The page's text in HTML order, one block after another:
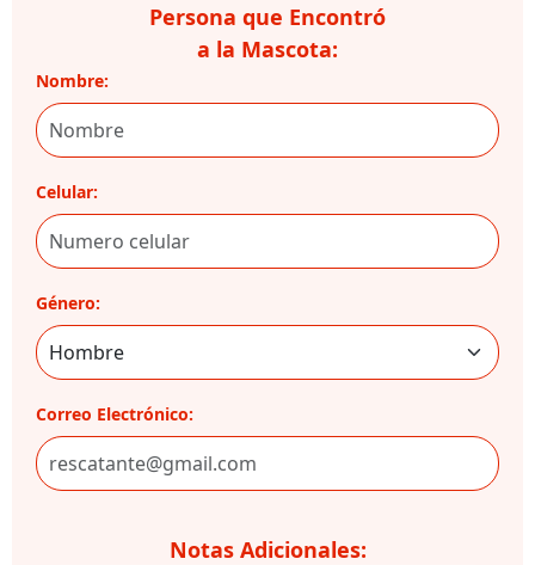
Persona que Encontró
a la Mascota:
Nombre:
Celular:
Género:
Correo Electrónico:
Notas Adicionales: